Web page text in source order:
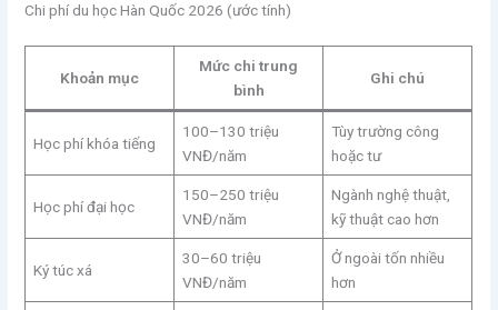
Chi phí du học Hàn Quốc 2026 (ước tính)
Khoản mục
Mức chi trung
bình
Ghi chú
Học phí khóa tiếng
100–130 triệu
VNĐ/năm
Tùy trường công
hoặc tư
Học phí đại học
150–250 triệu
VNĐ/năm
Ngành nghệ thuật,
kỹ thuật cao hơn
Ký túc xá
30–60 triệu
VNĐ/năm
Ở ngoài tốn nhiều
hơn